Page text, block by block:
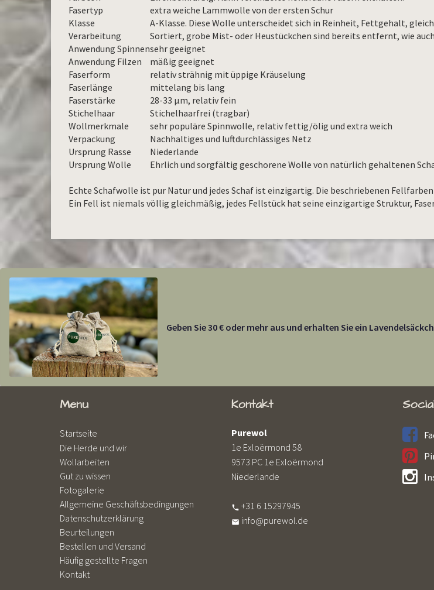
Fasertyp
extra weiche Lammwolle von der ersten Schur
Klasse
A-Klasse. Diese Wolle unterscheidet sich in Reinheit, Fettgehalt,
Verarbeitung
Sortiert, grobe Mist- oder Heustückchen sind bereits entfernt, wie
Anwendung Spinnensehr geeignet
Anwendung Filzen
mäßig geeignet
Faserform
relativ strähnig mit üppige Kräuselung
Faserlänge
mittelang bis lang
Faserstärke
28-33 µm, relativ fein
Stichelhaar
Stichelhaarfrei (tragbar)
Wollmerkmale
sehr populäre Spinnwolle, relativ fettig/ölig und extra weich
Verpackung
Nachhaltiges und luftdurchlässiges Netz
Ursprung Rasse
Niederlande
Ursprung Wolle
Ehrlich und sorgfältig geschorene Wolle von natürlich gehaltenen
Echte Schafwolle ist pur Natur und jedes Schaf ist einzigartig. Die beschriebenen
Ein Fell ist niemals völlig gleichmäßig, jedes Fellstück hat seine einzigartige Struktur,
Geben Sie 30 € oder mehr aus und erhalten Sie ein
Menu
Startseite
Die Herde und wir
Wollarbeiten
Gut zu wissen
Fotogalerie
Allgemeine Geschäftsbedingungen
Datenschutzerklärung
Beurteilungen
Bestellen und Versand
Häufig gestellte Fragen
Kontakt
Kontakt
Purewol
1e Exloërmond 58
9573 PC 1e Exloërmond
Niederlande
 +31 6 15297945
 info@purewol.de